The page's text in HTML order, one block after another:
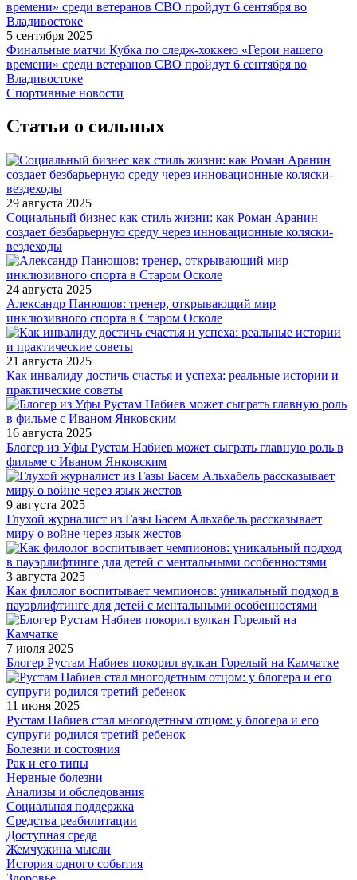
5 сентября 2025
Финальные матчи Кубка по следж-хоккею «Герои нашего
времени» среди ветеранов СВО пройдут 6 сентября во
Владивостоке
Спортивные новости
Статьи о сильных
29 августа 2025
Социальный бизнес как стиль жизни: как Роман Аранин
создает безбарьерную среду через инновационные коляски-
вездеходы
24 августа 2025
Александр Панюшов: тренер, открывающий мир
инклюзивного спорта в Старом Осколе
21 августа 2025
Как инвалиду достичь счастья и успеха: реальные истории и
практические советы
16 августа 2025
Блогер из Уфы Рустам Набиев может сыграть главную роль в
фильме с Иваном Янковским
9 августа 2025
Глухой журналист из Газы Басем Альхабель рассказывает
миру о войне через язык жестов
3 августа 2025
Как филолог воспитывает чемпионов: уникальный подход в
пауэрлифтинге для детей с ментальными особенностями
7 июля 2025
Блогер Рустам Набиев покорил вулкан Горелый на Камчатке
11 июня 2025
Рустам Набиев стал многодетным отцом: у блогера и его
супруги родился третий ребенок
Болезни и состояния
Рак и его типы
Нервные болезни
Анализы и обследования
Социальная поддержка
Средства реабилитации
Доступная среда
Жемчужина мысли
История одного события